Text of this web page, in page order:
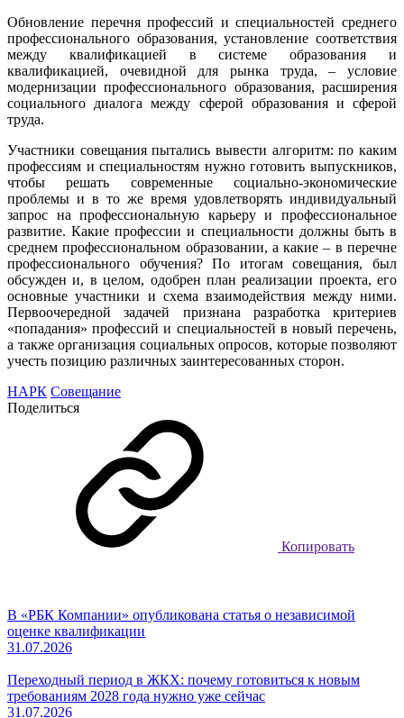
Обновление перечня профессий и специальностей среднего
профессионального образования, установление соответствия
между квалификацией в системе образования и
квалификацией, очевидной для рынка труда, – условие
модернизации профессионального образования, расширения
социального диалога между сферой образования и сферой
труда.
Участники совещания пытались вывести алгоритм: по каким
профессиям и специальностям нужно готовить выпускников,
чтобы решать современные социально-экономические
проблемы и в то же время удовлетворять индивидуальный
запрос на профессиональную карьеру и профессиональное
развитие. Какие профессии и специальности должны быть в
среднем профессиональном образовании, а какие – в перечне
профессионального обучения? По итогам совещания, был
обсужден и, в целом, одобрен план реализации проекта, его
основные участники и схема взаимодействия между ними.
Первоочередной задачей признана разработка критериев
«попадания» профессий и специальностей в новый перечень,
а также организация социальных опросов, которые позволяют
учесть позицию различных заинтересованных сторон.
НАРК Совещание
Поделиться
Копировать
В «РБК Компании» опубликована статья о независимой
оценке квалификации
31.07.2026
Переходный период в ЖКХ: почему готовиться к новым
требованиям 2028 года нужно уже сейчас
31.07.2026